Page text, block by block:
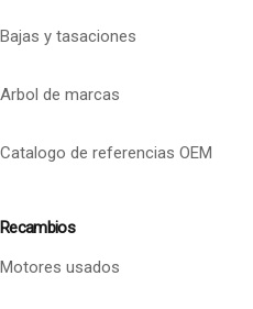
Bajas y tasaciones
Arbol de marcas
Catalogo de referencias OEM
Recambios
Motores usados